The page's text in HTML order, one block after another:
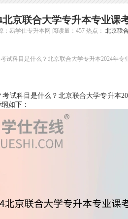
北京联合大学专升本专业课
：易学仕专升本网 阅读量：457 热点： 北京联
试科目是什么？北京联合大学专升本2024年
考试科目是什么？北京联合大学专升本
如下：